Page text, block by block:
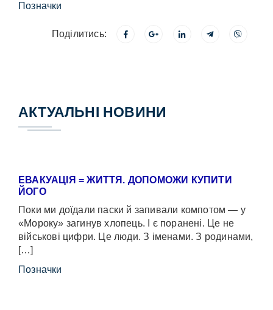
Позначки
Поділитись:
АКТУАЛЬНІ НОВИНИ
ЕВАКУАЦІЯ = ЖИТТЯ. ДОПОМОЖИ КУПИТИ
ЙОГО
Поки ми доїдали паски й запивали компотом — у
«Мороку» загинув хлопець. І є поранені. Це не
військові цифри. Це люди. З іменами. З родинами,
[…]
Позначки